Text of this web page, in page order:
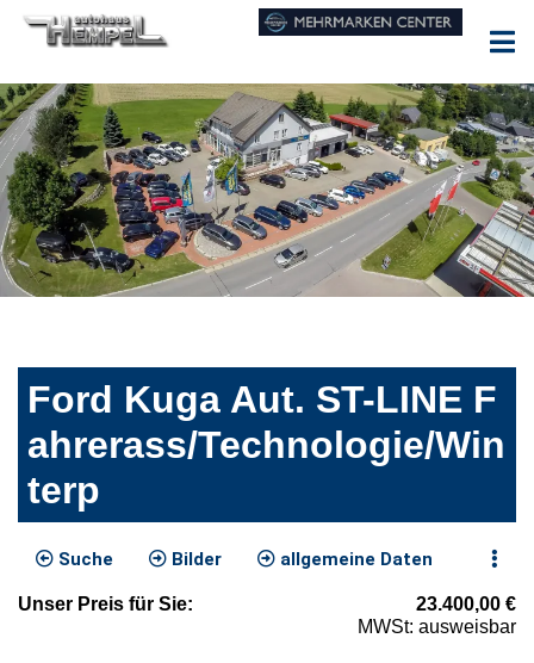
Ford Kuga Aut. ST-LINE F
ahrerass/Technologie/Win
terp
Suche Bilder allgemeine Daten
Unser Preis für Sie: 23.400,00 €
MWSt: ausweisbar